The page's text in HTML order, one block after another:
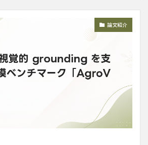
論文紹介